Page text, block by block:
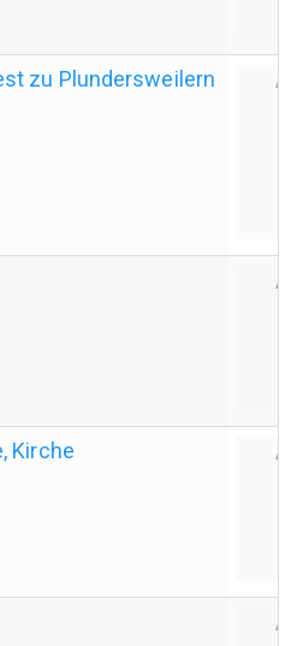
zu Plundersweilern
Kirche